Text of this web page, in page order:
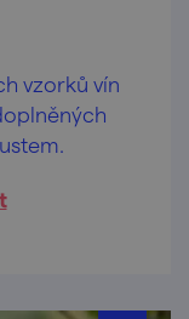
vzorků vín